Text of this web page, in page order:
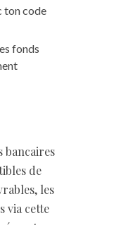
ton code
fonds
bancaires
de
les
via cette